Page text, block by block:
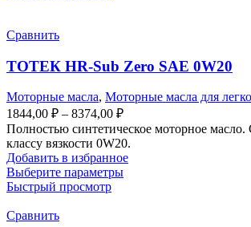
Сравнить
ТОТЕК HR-Sub Zero SAE 0W20
Моторные масла, Моторные масла для
1844,00 ₽ – 8374,00 ₽
Полностью синтетическое моторное масло.
классу вязкости 0W20.
Добавить в избранное
Выберите параметры
Быстрый просмотр
Сравнить